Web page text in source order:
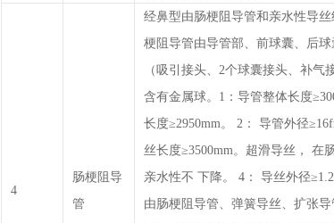
4
肠梗阻导
管
经鼻型由肠梗阻导管和亲水性导
梗阻导管由导管部、前球囊、后
（吸引接头、2个球囊接头、补气
含有金属球。1：导管整体长度
长度≥2950mm。 2： 导管外径
丝长度≥3500mm。超滑导丝， 在
亲水性不 下降。 4： 导丝外径
由肠梗阻导管、弹簧导丝、扩张导